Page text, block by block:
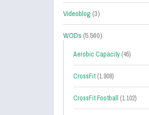
Videoblog(3)
WODs(5.560)
Aerobic Capacity (45)
CrossFit (1.908)
CrossFit Football (1.102)